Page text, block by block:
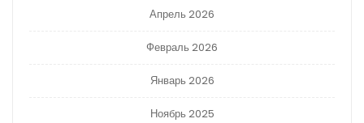
Апрель 2026
Февраль 2026
Январь 2026
Ноябрь 2025